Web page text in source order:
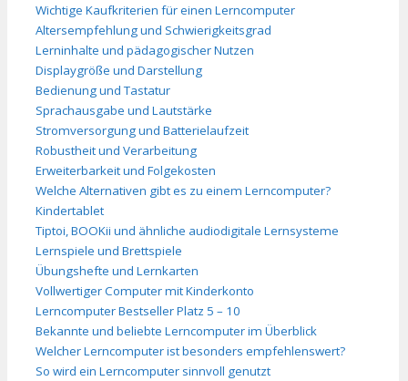
Wichtige Kaufkriterien für einen Lerncomputer
Altersempfehlung und Schwierigkeitsgrad
Lerninhalte und pädagogischer Nutzen
Displaygröße und Darstellung
Bedienung und Tastatur
Sprachausgabe und Lautstärke
Stromversorgung und Batterielaufzeit
Robustheit und Verarbeitung
Erweiterbarkeit und Folgekosten
Welche Alternativen gibt es zu einem Lerncomputer?
Kindertablet
Tiptoi, BOOKii und ähnliche audiodigitale Lernsysteme
Lernspiele und Brettspiele
Übungshefte und Lernkarten
Vollwertiger Computer mit Kinderkonto
Lerncomputer Bestseller Platz 5 – 10
Bekannte und beliebte Lerncomputer im Überblick
Welcher Lerncomputer ist besonders empfehlenswert?
So wird ein Lerncomputer sinnvoll genutzt